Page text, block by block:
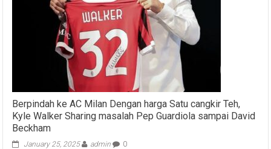
Berpindah ke AC Milan Dengan harga Satu cangkir Teh,
Kyle Walker Sharing masalah Pep Guardiola sampai David
Beckham
January 25, 2025 admin 0